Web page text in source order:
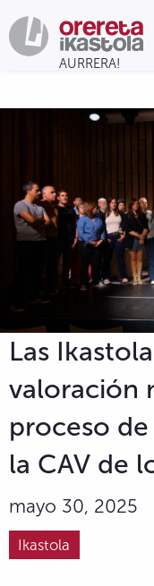
Las
valoración
proceso
la CAV de
mayo 30, 2025
Ikastola